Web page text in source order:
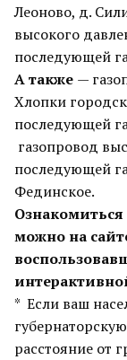
Леоново, д.
высокого
последующей
А также —
Хлопки
последующей
газопровод
последующей
Фединское.
можно на
* Если ваш
расстояние от